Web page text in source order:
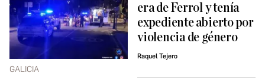
GALICIA
era de Ferrol y tenía
expediente abierto por
violencia de género
Raquel Tejero